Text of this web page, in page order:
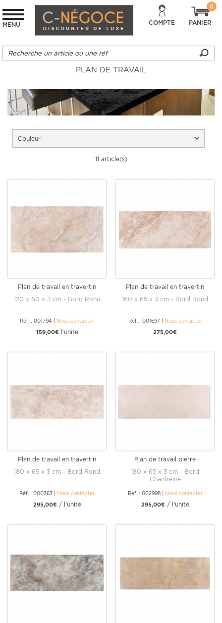
MENU COMPTE PANIER
0
PLAN DE TRAVAIL
Couleur
11 article(s)
Plan de travail en travertin
120 x 60 x 3 cm - Bord Rond
Réf. : 001794 Nous contacter
159,00€l'unité
Plan de travail en travertin
160 x 65 x 3 cm - Bord Rond
Réf. : 001697| Nous contacter
275,00€
Plan de travail en travertin
180 x 65 x 3 cm - Bord Rond
Réf. : 000363 Nous contacter
295,00€/ l'unité
Plan de travail pierre
180 x 65 x 3 cm - Bord
Chanfreiné
Réf. : 002998| Nous contacter
295,00€/ l'unité